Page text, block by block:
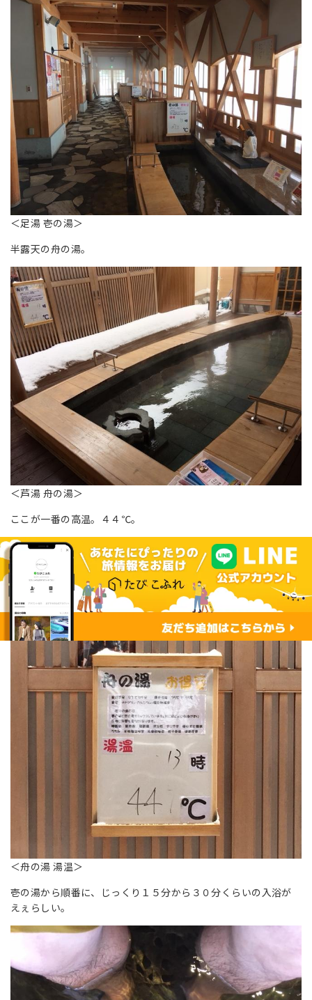
＜足湯 壱の湯＞
半露天の舟の湯。
＜芦湯 舟の湯＞
ここが一番の高温。４４℃。
＜舟の湯 湯温＞
壱の湯から順番に、じっくり１５分から３０分くらいの入浴が
えぇらしい。